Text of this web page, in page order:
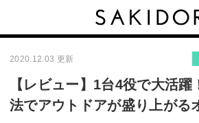
2020.12.03 更新
【レビュー】1台4役で大活
法でアウトドアが盛り上がる